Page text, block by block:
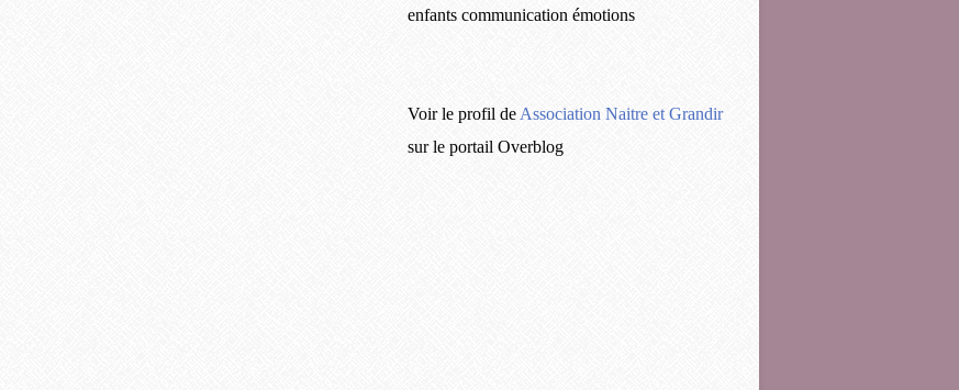
enfants communication émotions
Voir le profil de Association Naitre et Grandir
sur le portail Overblog